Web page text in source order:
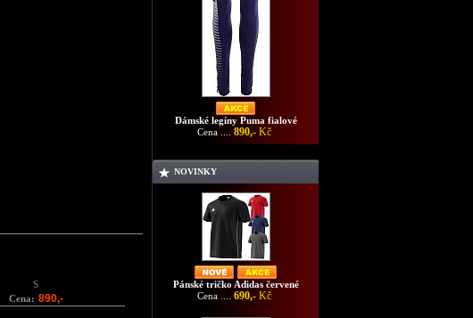
S
Cena: 890,-
Dámské legíny Puma fialové
Cena .... 890,- Kč
NOVINKY
Pánské tričko Adidas červené
Cena .... 690,- Kč